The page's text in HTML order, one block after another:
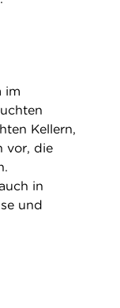
im
Kellern,
vor, die
in
und